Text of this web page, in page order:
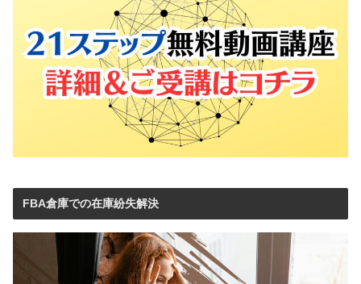
FBA倉庫での在庫紛失解決